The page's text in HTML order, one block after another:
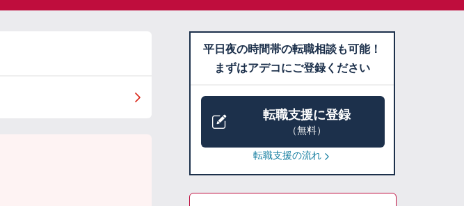
平日夜の時間帯の転職相談も可能！
まずはアデコにご登録ください
転職支援に登録
（無料）
転職支援の流れ